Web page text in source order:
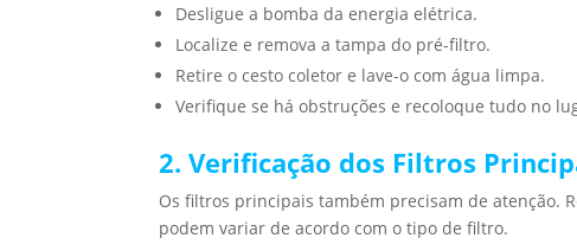
Desligue a bomba da energia elétrica.
Localize e remova a tampa do pré-filtro.
Retire o cesto coletor e lave-o com água limpa.
Verifique se há obstruções e recoloque tudo no
2. Verificação dos Filtros
Os filtros principais também precisam de atenção.
podem variar de acordo com o tipo de filtro.